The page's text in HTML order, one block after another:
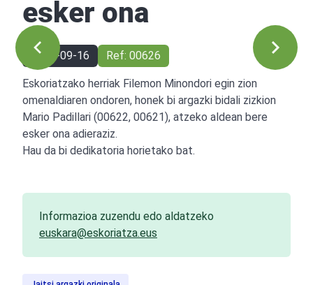
esker ona
1968-09-16 Ref: 00626
Eskoriatzako herriak Filemon Minondori egin zion
omenaldiaren ondoren, honek bi argazki bidali zizkion
Mario Padillari (00622, 00621), atzeko aldean bere
esker ona adieraziz.
Hau da bi dedikatoria horietako bat.
Informazioa zuzendu edo aldatzeko
euskara@eskoriatza.eus